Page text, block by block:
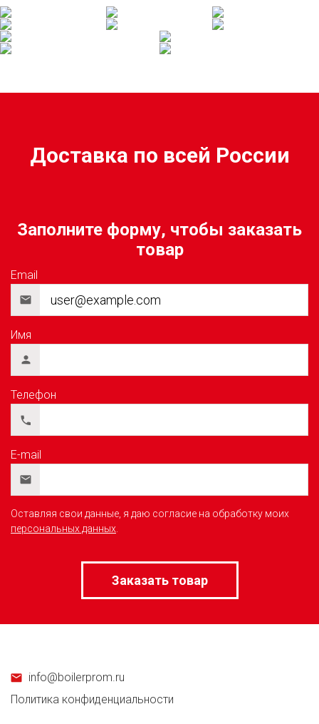
Доставка по всей России
Заполните форму, чтобы заказать
товар
Email
Имя
Телефон
E-mail
Оставляя свои данные, я даю согласие на обработку моих
персональных данных
info@boilerprom.ru
Политика конфиденциальности